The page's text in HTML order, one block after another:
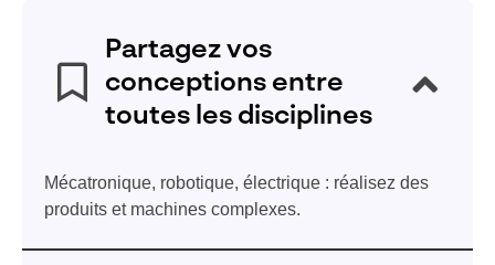
Partagez vos
conceptions entre
toutes les disciplines
Mécatronique, robotique, électrique : réalisez des
produits et machines complexes.